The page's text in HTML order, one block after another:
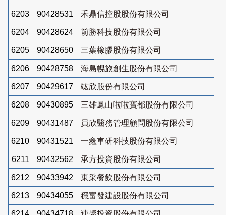
6203 90428531 禾鼎信控股股份有限公司
6204 90428624 前勝科技股份有限公司
6205 90428650 三葉橡膠股份有限公司
6206 90428758 海島幌旅創生股份有限公司
6207 90429617 竑欣股份有限公司
6208 90430895 三雄鳳山啦啦寶都股份有限公司
6209 90431487 員欣醫務管理顧問股份有限公司
6210 90431521 一鑫車研科技股份有限公司
6211 90432562 承方投資股份有限公司
6212 90433942 東采餐飲股份有限公司
6213 90434055 穩富發建設股份有限公司